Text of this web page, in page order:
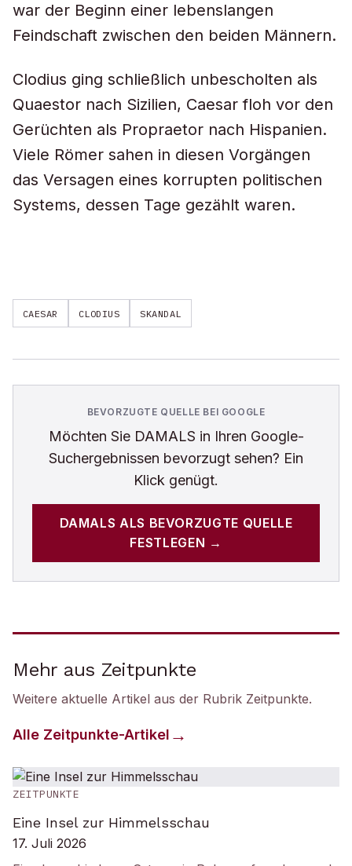
war der Beginn einer lebenslangen
Feindschaft zwischen den beiden Männern.
Clodius ging schließlich unbescholten als
Quaestor nach Sizilien, Caesar floh vor den
Gerüchten als Propraetor nach Hispanien.
Viele Römer sahen in diesen Vorgängen
das Versagen eines korrupten politischen
Systems, dessen Tage gezählt waren.
CAESAR CLODIUS SKANDAL
BEVORZUGTE QUELLE BEI GOOGLE
Möchten Sie DAMALS in Ihren Google-
Suchergebnissen bevorzugt sehen? Ein
Klick genügt.
DAMALS ALS BEVORZUGTE QUELLE
FESTLEGEN →
Mehr aus Zeitpunkte
Weitere aktuelle Artikel aus der Rubrik Zeitpunkte.
Alle Zeitpunkte-Artikel
ZEITPUNKTE
Eine Insel zur Himmelsschau
17. Juli 2026